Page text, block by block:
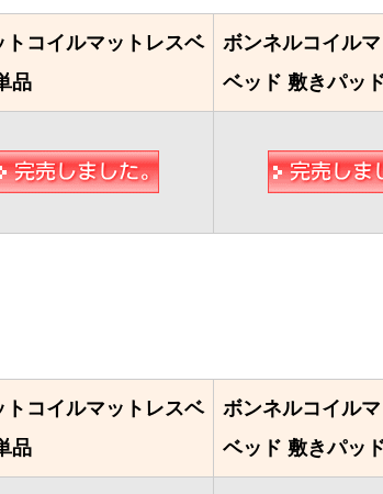
トコイルマットレスベ
品
ボンネルコイル
ベッド 敷きパッ
トコイルマットレスベ
品
ボンネルコイル
ベッド 敷きパッ